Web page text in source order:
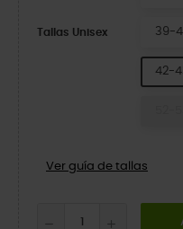
Tallas Unisex 39-
42-
Ver guía de tallas